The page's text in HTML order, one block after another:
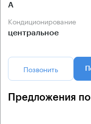
А
Кондиционирование
центральное
Позвонить
Предложения